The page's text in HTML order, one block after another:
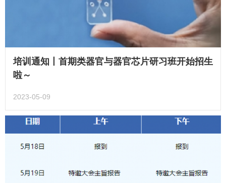
培训通知丨首期类器官与器官芯片研习班开始招生
啦～
2023-05-09